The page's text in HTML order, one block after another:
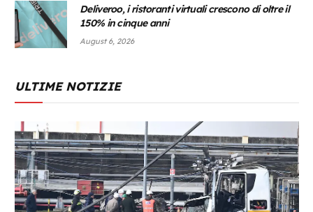
Deliveroo, i ristoranti virtuali crescono di oltre il
150% in cinque anni
August 6, 2026
ULTIME NOTIZIE